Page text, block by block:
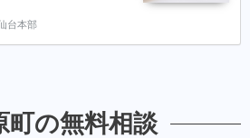
安で調査が可能な理由
浮気調査の料金 当探偵
ランです。 一方で、成功
ていることは明らかでは
台本部
町の無料相談